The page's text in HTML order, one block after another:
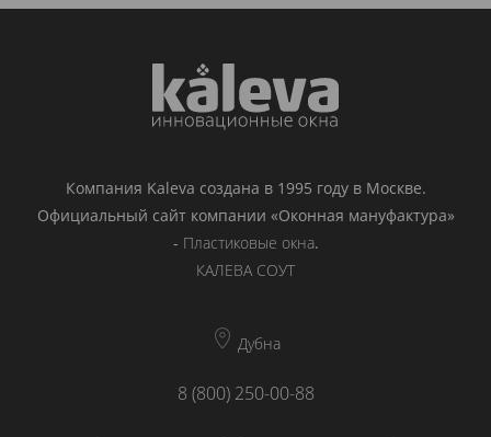
Компания Kaleva создана в 1995 году в Москве.
Официальный сайт компании «Оконная мануфактура»
- Пластиковые окна.
КАЛЕВА СОУТ
Дубна
8 (800) 250-00-88